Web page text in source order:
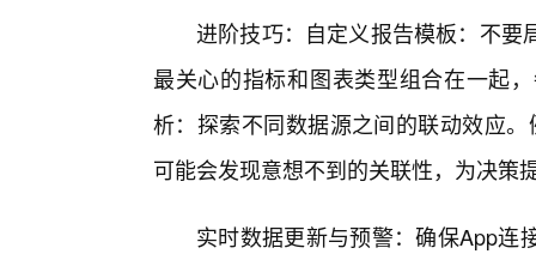
进阶技巧：自定义报告模板：不要
最关心的指标和图表类型组合在一起
析：探索不同数据源之间的联动效应
可能会发现意想不到的关联性，为决策
实时数据更新与预警：确保App连